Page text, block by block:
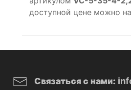
доступной цене можно
Связаться с нами: